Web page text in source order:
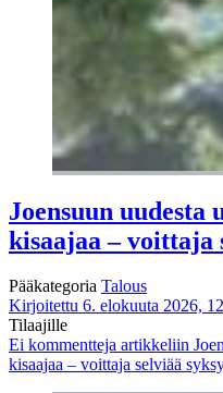
Joensuun uudesta
kisaajaa – voittaja
Pääkategoria Talous
Kirjoitettu 6. elokuuta 2026,
Tilaajille
Ei kommentteja artikkeliin
kisaajaa – voittaja selviää